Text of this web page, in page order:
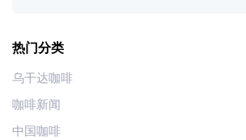
热门分类
乌干达咖啡
咖啡新闻
中国咖啡